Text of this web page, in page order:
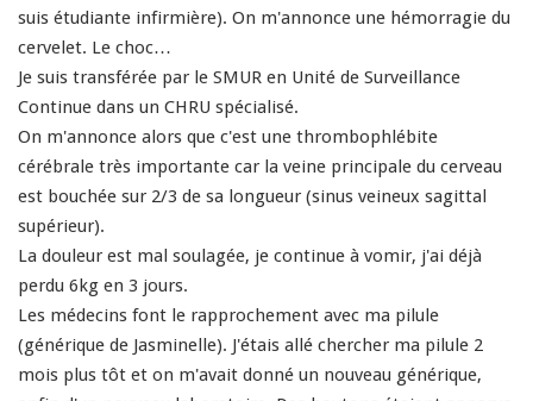
suis étudiante infirmière). On m'annonce une hémorragie du
cervelet. Le choc…
Je suis transférée par le SMUR en Unité de Surveillance
Continue dans un CHRU spécialisé.
On m'annonce alors que c'est une thrombophlébite
cérébrale très importante car la veine principale du cerveau
est bouchée sur 2/3 de sa longueur (sinus veineux sagittal
supérieur).
La douleur est mal soulagée, je continue à vomir, j'ai déjà
perdu 6kg en 3 jours.
Les médecins font le rapprochement avec ma pilule
(générique de Jasminelle). J'étais allé chercher ma pilule 2
mois plus tôt et on m'avait donné un nouveau générique,